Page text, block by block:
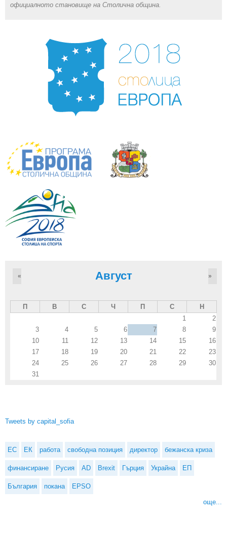
официалното становище на Столична община.
Август
« »
П В С Ч П С
Н
1
2
3
4 5 6 7 8
9
10
11 12 13 14 15
16
17
18 19 20 21 22
23
24
25 26 27 28 29
30
31
Tweets by capital_sofia
ЕС ЕК работа свободна позиция директор бежанска криза
финансиране Русия AD Brexit Гърция Украйна ЕП
България покана EPSO
още...